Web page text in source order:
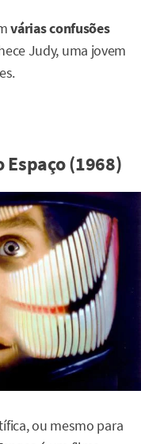
várias confusões
Judy, uma jovem
Espaço (1968)
ou mesmo para